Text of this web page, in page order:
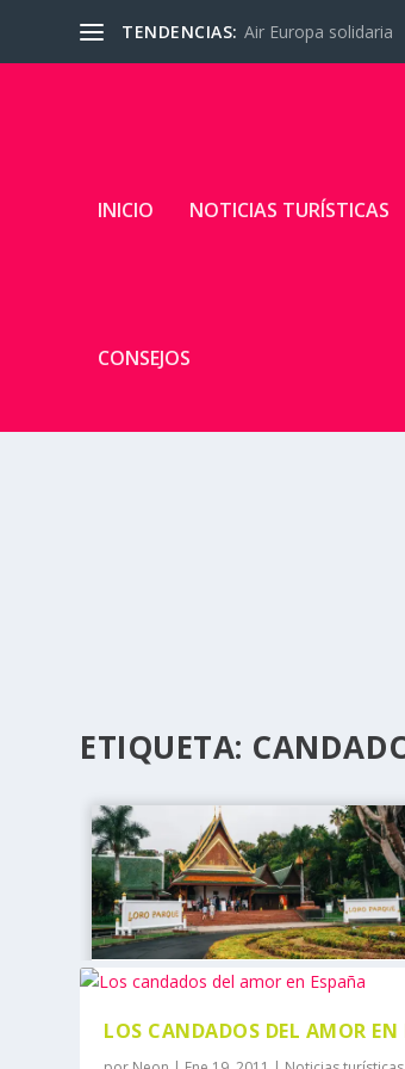
TENDENCIAS: Air Europa solidaria
INICIO NOTICIAS TURÍSTICAS
CONSEJOS
ETIQUETA:
LOS CANDADOS DEL AMOR EN